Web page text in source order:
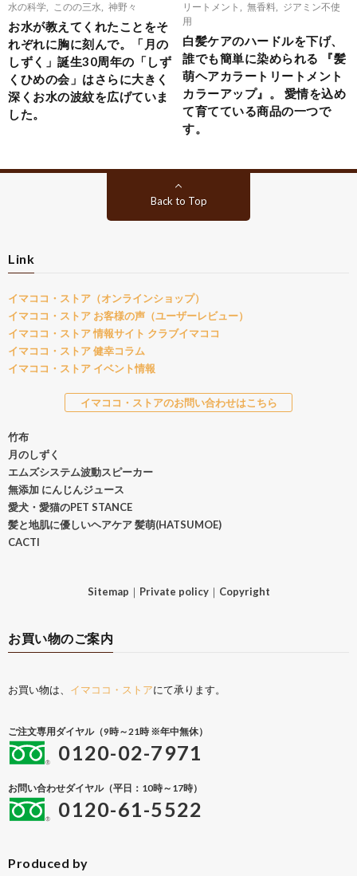
水の科学
このの三水 神野々
お水が教えてくれたことをそ
れぞれに胸に刻んで。「月の
しずく」誕生30周年の「しず
くひめの会」はさらに大きく
深くお水の波紋を広げていま
した。
リートメント
無香料
ジアミン不使
用
白髪ケアのハードルを下げ、
誰でも簡単に染められる 『髪
萌ヘアカラートリートメント
カラーアップ』。 愛情を込め
て育てている商品の一つで
す。
Back to Top
Link
イマココ・ストア（オンラインショップ）
イマココ・ストア お客様の声（ユーザーレビュー）
イマココ・ストア 情報サイト クラブイマココ
イマココ・ストア 健幸コラム
イマココ・ストア イベント情報
イマココ・ストアのお問い合わせはこちら
竹布
月のしずく
エムズシステム波動スピーカー
無添加 にんじんジュース
愛犬・愛猫のPET STANCE
髪と地肌に優しいヘアケア 髪萌(HATSUMOE)
CACTI
Sitemap ｜ Private policy｜ Copyright
お買い物のご案内
お買い物は、 イマココ・ストアにて承ります。
ご注文専用ダイヤル（9時～21時 ※年中無休）
0120-02-7971
お問い合わせダイヤル（平日：10時～17時）
0120-61-5522
Produced by